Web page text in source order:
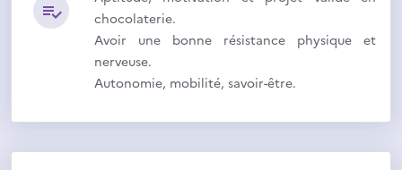
chocolaterie.
Avoir une bonne résistance physique et
nerveuse.
Autonomie, mobilité, savoir-être.